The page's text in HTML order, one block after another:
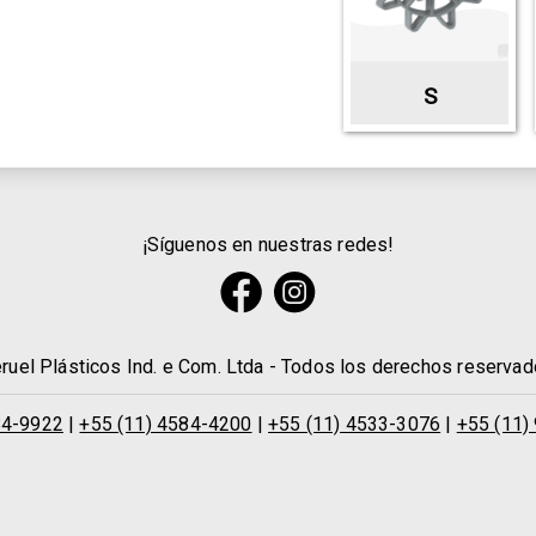
S
¡Síguenos en nuestras redes!
Plásticos Ind. e Com. Ltda - Todos los derechos
9922 |+55 (11) 4584-4200 |+55 (11) 4533-3076 | +55 (11)